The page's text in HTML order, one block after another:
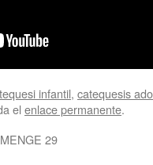
infantil, catequesis
el enlace permanente.
29